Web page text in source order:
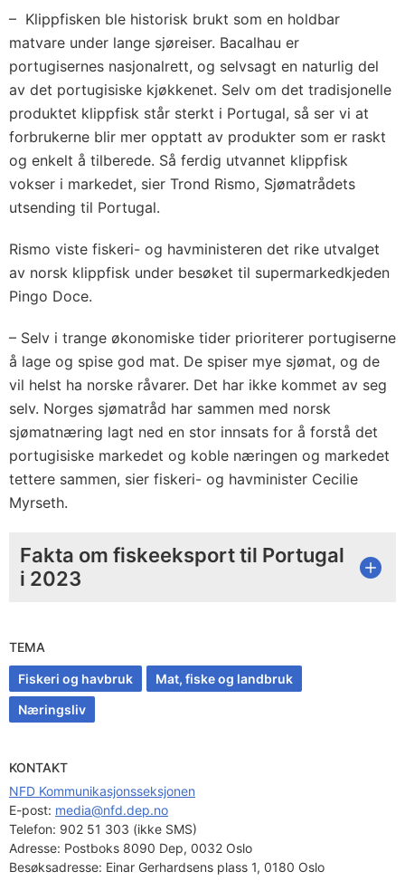
– Klippfisken ble historisk brukt som en holdbar
matvare under lange sjøreiser. Bacalhau er
portugisernes nasjonalrett, og selvsagt en naturlig del
av det portugisiske kjøkkenet. Selv om det tradisjonelle
produktet klippfisk står sterkt i Portugal, så ser vi at
forbrukerne blir mer opptatt av produkter som er raskt
og enkelt å tilberede. Så ferdig utvannet klippfisk
vokser i markedet, sier Trond Rismo, Sjømatrådets
utsending til Portugal.
Rismo viste fiskeri- og havministeren det rike utvalget
av norsk klippfisk under besøket til supermarkedkjeden
Pingo Doce.
– Selv i trange økonomiske tider prioriterer portugiserne
å lage og spise god mat. De spiser mye sjømat, og de
vil helst ha norske råvarer. Det har ikke kommet av seg
selv. Norges sjømatråd har sammen med norsk
sjømatnæring lagt ned en stor innsats for å forstå det
portugisiske markedet og koble næringen og markedet
tettere sammen, sier fiskeri- og havminister Cecilie
Myrseth.
Fakta om fiskeeksport til Portugal
i 2023
TEMA
Fiskeri og havbruk
Mat, fiske og landbruk
Næringsliv
KONTAKT
NFD Kommunikasjonsseksjonen
E-post: media@nfd.dep.no
Telefon: 902 51 303 (ikke SMS)
Adresse: Postboks 8090 Dep, 0032 Oslo
Besøksadresse: Einar Gerhardsens plass 1, 0180 Oslo